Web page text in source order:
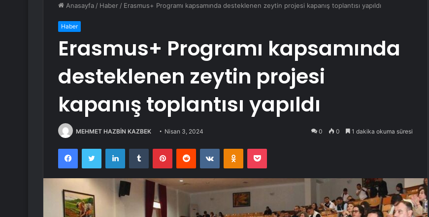
Anasayfa / Haber / Erasmus+ Programı kapsamında desteklenen zeytin projesi kapanış toplantısı yapıldı
Haber
Erasmus+ Programı kapsamında
desteklenen zeytin projesi
kapanış toplantısı yapıldı
MEHMET HAZBİN KAZBEK Nisan 3, 2024 0 0 1 dakika okuma süresi
FacebookTwitter LinkedInTumblr PinterestReddit VKontakteOdnoklassniki
Pocket